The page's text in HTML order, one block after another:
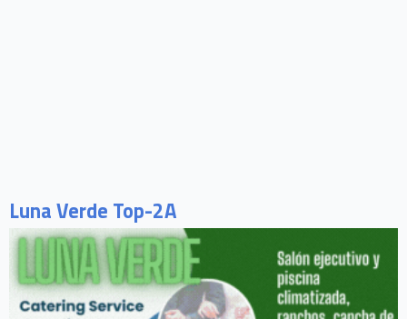
Luna Verde Top-2A